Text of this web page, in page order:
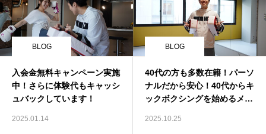
BLOG
入会金無料キャンペーン実施
中！さらに体験代もキャッシ
ュバックしています！
2025.01.14
BLOG
40代の方も多数在籍！パーソ
ナルだから安心！40代からキ
ックボクシングを始めるメリ
2025.10.25